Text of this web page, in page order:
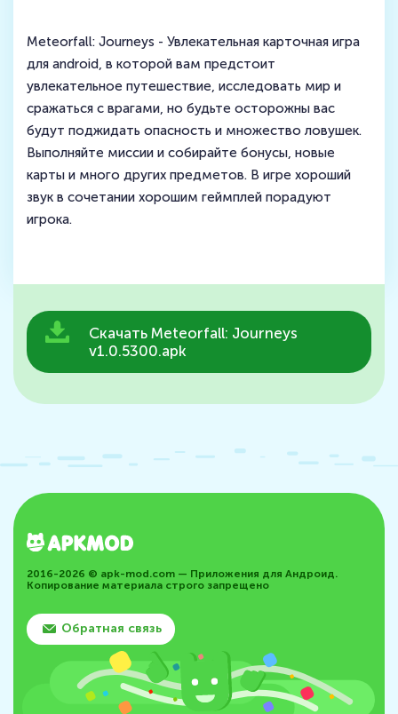
Meteorfall: Journeys - Увлекательная карточная игра
для android, в которой вам предстоит
увлекательное путешествие, исследовать мир и
сражаться с врагами, но будьте осторожны вас
будут поджидать опасность и множество ловушек.
Выполняйте миссии и собирайте бонусы, новые
карты и много других предметов. В игре хороший
звук в сочетании хорошим геймплей порадуют
игрока.
Скачать Meteorfall: Journeys
v1.0.5300.apk
2016-2026 © apk-mod.com — Приложения для Андроид.
Копирование материала строго запрещено
Обратная связь